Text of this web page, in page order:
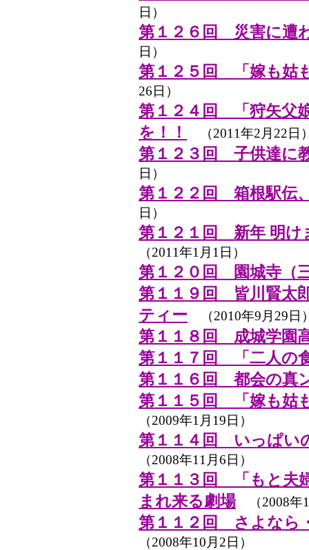
日）
第１２６回 災害に遭
日）
第１２５回 「嫁も姑
26日）
第１２４回 「狩矢父
を！！
（2011年2月22日
第１２３回 子供達に
日）
第１２２回 箱根駅伝
日）
第１２１回 新年 明け
（2011年1月1日）
第１２０回 園城寺（
第１１９回 皆川賢太
ティー （2010年9月29日
第１１８回 成城学園
第１１７回 「二人の
第１１６回 都会の真
第１１５回 「嫁も姑
（2009年1月19日）
第１１４回 いっぱい
（2008年11月6日）
第１１３回 「もと夫
まれ来る劇場（2008年
第１１２回 さよなら
（2008年10月2日）